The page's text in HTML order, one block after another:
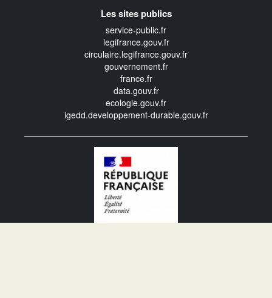
Les sites publics
service-public.fr
legifrance.gouv.fr
circulaire.legifrance.gouv.fr
gouvernement.fr
france.fr
data.gouv.fr
ecologie.gouv.fr
igedd.developpement-durable.gouv.fr